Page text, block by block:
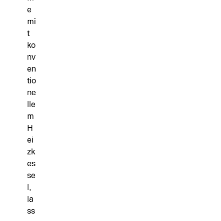
e
mi
t
ko
nv
en
tio
ne
lle
m
H
ei
zk
es
se
l,
la
ss